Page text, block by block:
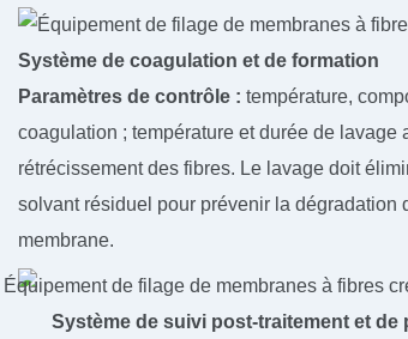
Système de coagulation et de formation
Paramètres de contrôle : température,
coagulation ; température et durée de lavage
rétrécissement des fibres. Le lavage doit
solvant résiduel pour prévenir la dégradation
membrane.
Système de suivi post-traitement et de